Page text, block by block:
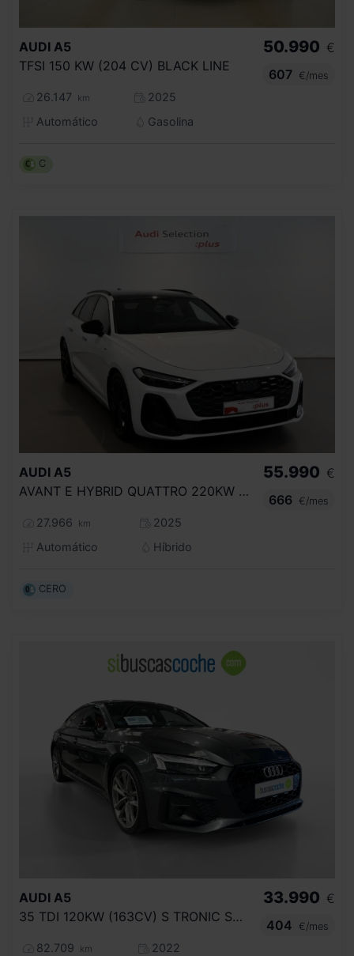
AUDI A5
TFSI 150 KW (204 CV) BLACK LINE
26.147 km
2025
Automático
Gasolina
50.990 €
607
€/mes
C
AUDI A5
AVANT E HYBRID QUATTRO 220KW BLACK LINE
27.966 km
2025
Automático
Híbrido
55.990 €
666
€/mes
CERO
AUDI A5
35 TDI 120KW (163CV) S TRONIC SPORTBACK
82.709 km
2022
33.990 €
404
€/mes